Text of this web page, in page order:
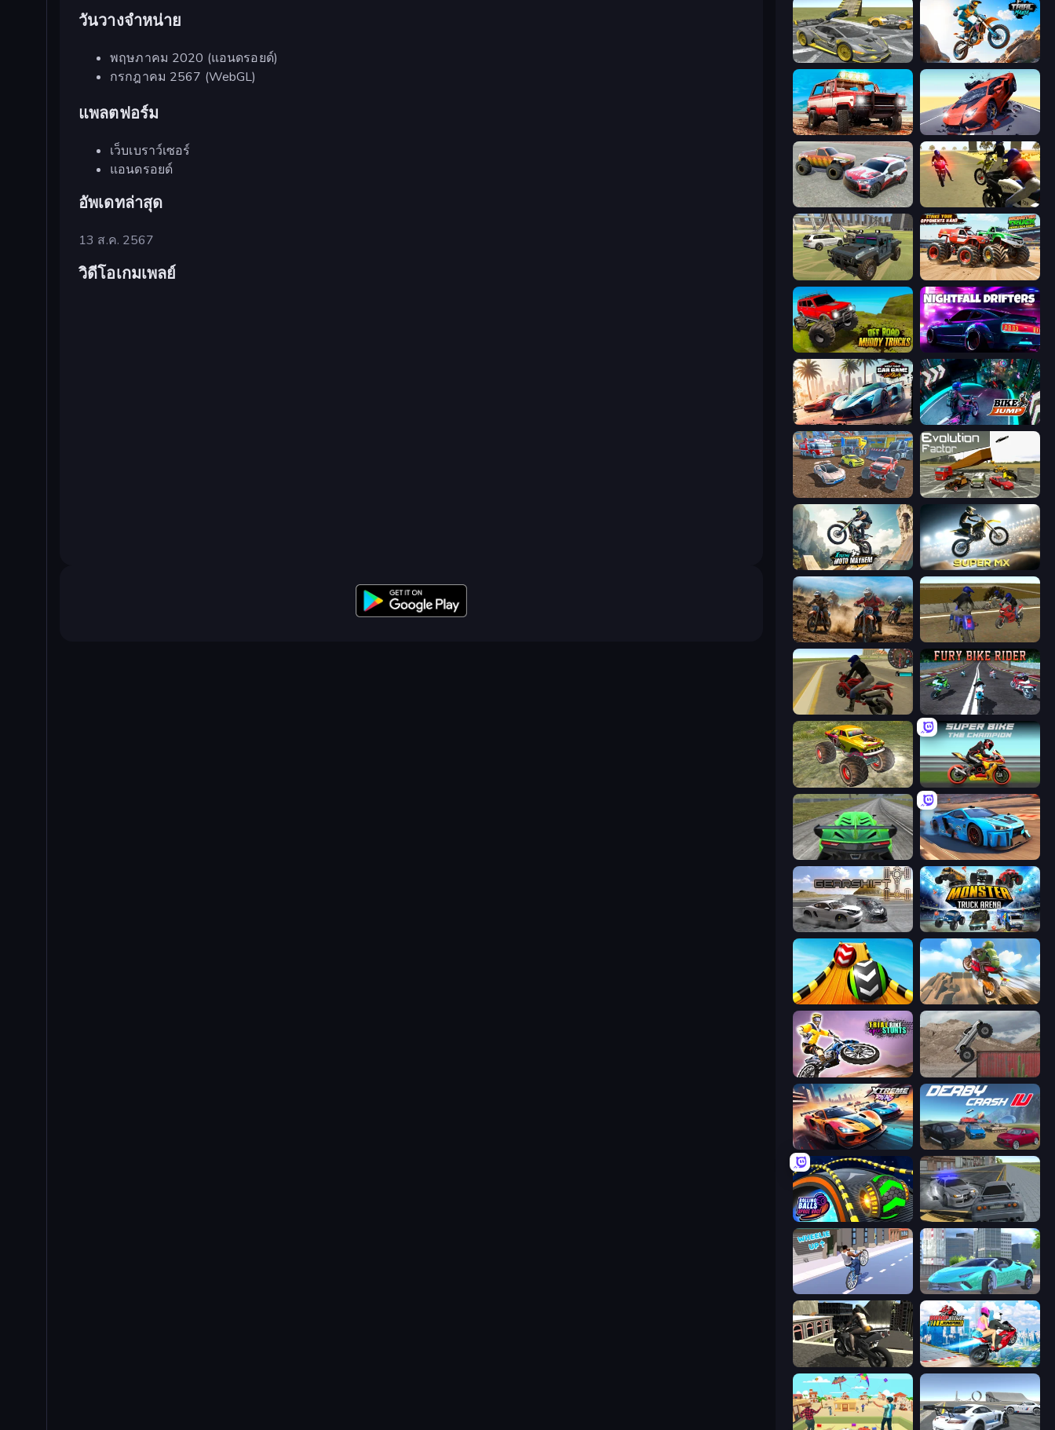
วันวางจำหน่าย
พฤษภาคม 2020 (แอนดรอยด์)
กรกฎาคม 2567 (WebGL)
แพลตฟอร์ม
เว็บเบราว์เซอร์
แอนดรอยด์
อัพเดทล่าสุด
13 ส.ค. 2567
วิดีโอเกมเพลย์
Wrong Way Trial Mania
Offroad Masters Challenge Hyper Cars Ramp Crash
Limitless 3D Moto Simulator 2
4x4 Offroader Monster Truck Demolition Derby
Offroad Muddy Trucks Nightfall Drifters
Mega Ramp Car Game: Car Stunts Bike Jump
Mad Cars: Racing & Crash Evolution Factor
Xtreme Moto Mayhem Super MX - Last Season
Motocross Dirt Bike Race Games Crazy Moto Stunts
Moto Rider 3D Fury Bike Rider
Real Simulator: Monster Truck Super Bike The Champion
Speed Racing Pro 2 Real Cars in City
Gearshift One Monster Truck Arena
Sky Balls 3D Cartoon Moto Stunt
Trial Bike Epic Stunts Hard Wheels
Xtreme Rivals: Car Racing Derby Crash 4
Rolling Balls Space Race RCC City Racing
Wheelie Up Real City Driver
Stunt Mania 3D Ramp Bike Jumping